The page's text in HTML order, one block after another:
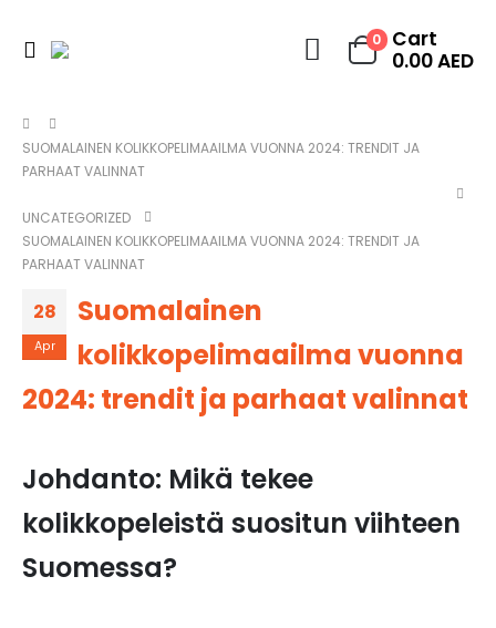
0
Cart
0.00AED
SUOMALAINEN KOLIKKOPELIMAAILMA VUONNA 2024: TRENDIT JA
PARHAAT VALINNAT
UNCATEGORIZED
SUOMALAINEN KOLIKKOPELIMAAILMA VUONNA 2024: TRENDIT JA
PARHAAT VALINNAT
28
Apr
Suomalainen
kolikkopelimaailma vuonna
2024: trendit ja parhaat valinnat
Johdanto: Mikä tekee
kolikkopeleistä suositun viihteen
Suomessa?